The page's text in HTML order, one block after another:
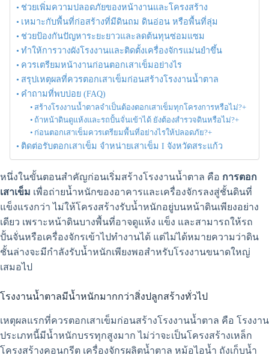
ช่วยเพิ่มความปลอดภัยของหน้างานและโครงสร้าง
เหมาะกับพื้นที่ก่อสร้างที่มีดินถม ดินอ่อน หรือพื้นที่ลุ่ม
ช่วยป้องกันปัญหาระยะยาวและลดต้นทุนซ่อมแซม
ทำให้การวางผังโรงงานและติดตั้งเครื่องจักรแม่นยำขึ้น
ควรเตรียมหน้างานก่อนตอกเสาเข็มอย่างไร
สรุปเหตุผลที่ควรตอกเสาเข็มก่อนสร้างโรงงานน้ำตาล
คำถามที่พบบ่อย (FAQ)
สร้างโรงงานน้ำตาลจำเป็นต้องตอกเสาเข็มทุกโครงการหรือไม่?+
ถ้าหน้าดินดูแห้งและรถปั้นจั่นเข้าได้ ยังต้องสำรวจดินหรือไม่?+
ก่อนตอกเสาเข็มควรเตรียมพื้นที่อย่างไรให้ปลอดภัย?+
ติดต่อรับตอกเสาเข็ม จำหน่ายเสาเข็ม I จังหวัดสระแก้ว
หนึ่งในขั้นตอนสำคัญก่อนเริ่มสร้างโรงงานน้ำตาล คือ การตอก
เสาเข็ม เพื่อถ่ายน้ำหนักของอาคารและเครื่องจักรลงสู่ชั้นดินที่
แข็งแรงกว่า ไม่ให้โครงสร้างรับน้ำหนักอยู่บนหน้าดินเพียงอย่าง
เดียว เพราะหน้าดินบางพื้นที่อาจดูแห้ง แข็ง และสามารถให้รถ
ปั้นจั่นหรือเครื่องจักรเข้าไปทำงานได้ แต่ไม่ได้หมายความว่าดิน
ชั้นล่างจะมีกำลังรับน้ำหนักเพียงพอสำหรับโรงงานขนาดใหญ่
เสมอไป
โรงงานน้ำตาลมีน้ำหนักมากกว่าสิ่งปลูกสร้างทั่วไป
เหตุผลแรกที่ควรตอกเสาเข็มก่อนสร้างโรงงานน้ำตาล คือ โรงงาน
ประเภทนี้มีน้ำหนักบรรทุกสูงมาก ไม่ว่าจะเป็นโครงสร้างเหล็ก
โครงสร้างคอนกรีต เครื่องจักรผลิตน้ำตาล หม้อไอน้ำ ถังเก็บน้ำ